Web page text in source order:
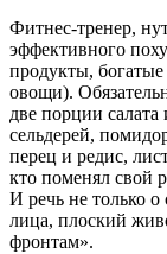
Фитнес-тренер,
эффективного
продукты,
овощи).
две порции
сельдерей,
перец и редис,
кто поменял свой
И речь не только
лица, плоский
фронтам».